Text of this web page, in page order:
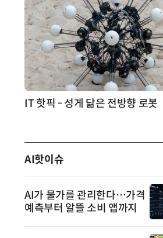
IT 핫픽 - 성게 닮은 전방향 로봇
AI핫이슈
AI가 물가를 관리한다…가격
예측부터 알뜰 소비 앱까지